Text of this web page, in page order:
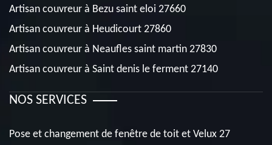
Artisan couvreur à Bezu saint eloi 27660
Artisan couvreur à Heudicourt 27860
Artisan couvreur à Neaufles saint martin 27830
Artisan couvreur à Saint denis le ferment 27140
NOS SERVICES
Pose et changement de fenêtre de toit et Velux 27